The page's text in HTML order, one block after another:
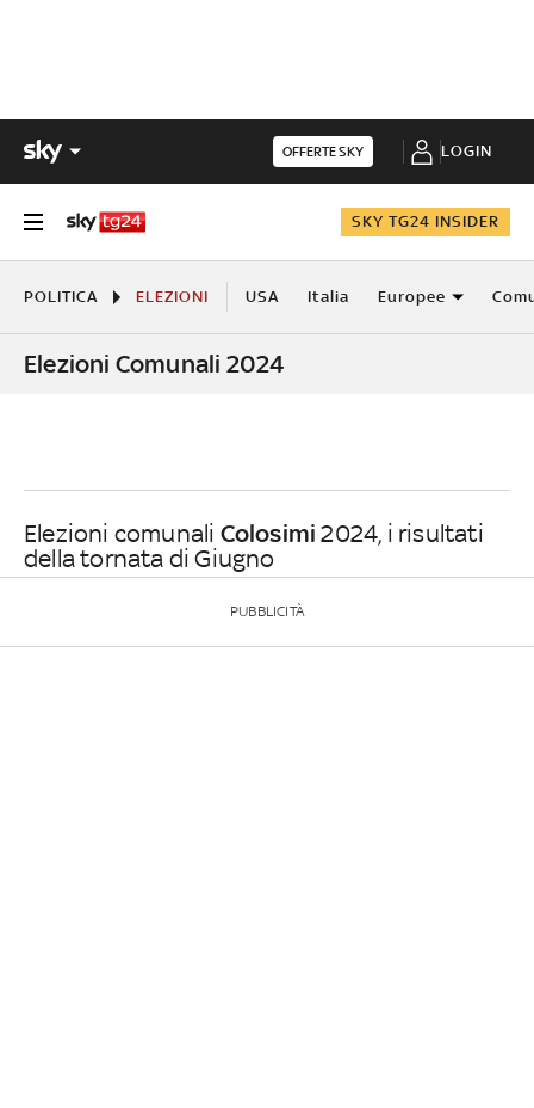
OFFERTE SKY LOGIN
SKY TG24 INSIDER
POLITICA ELEZIONI USA Italia Europee
Elezioni Comunali 2024
Elezioni comunali Colosimi 2024, i risultati
della tornata di Giugno
PUBBLICITÀ